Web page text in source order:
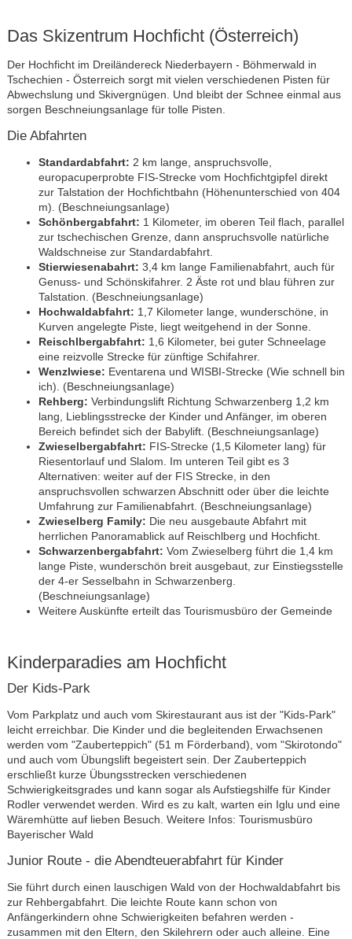
Das Skizentrum Hochficht (Österreich)
Der Hochficht im Dreiländereck Niederbayern - Böhmerwald in
Tschechien - Österreich sorgt mit vielen verschiedenen Pisten für
Abwechslung und Skivergnügen. Und bleibt der Schnee einmal aus
sorgen Beschneiungsanlage für tolle Pisten.
Die Abfahrten
Standardabfahrt: 2 km lange, anspruchsvolle,
europacuperprobte FIS-Strecke vom Hochfichtgipfel direkt
zur Talstation der Hochfichtbahn (Höhenunterschied von 404
m). (Beschneiungsanlage)
Schönbergabfahrt: 1 Kilometer, im oberen Teil flach, parallel
zur tschechischen Grenze, dann anspruchsvolle natürliche
Waldschneise zur Standardabfahrt.
Stierwiesenabahrt: 3,4 km lange Familienabfahrt, auch für
Genuss- und Schönskifahrer. 2 Äste rot und blau führen zur
Talstation. (Beschneiungsanlage)
Hochwaldabfahrt: 1,7 Kilometer lange, wunderschöne, in
Kurven angelegte Piste, liegt weitgehend in der Sonne.
Reischlbergabfahrt: 1,6 Kilometer, bei guter Schneelage
eine reizvolle Strecke für zünftige Schifahrer.
Wenzlwiese: Eventarena und WISBI-Strecke (Wie schnell bin
ich). (Beschneiungsanlage)
Rehberg: Verbindungslift Richtung Schwarzenberg 1,2 km
lang, Lieblingsstrecke der Kinder und Anfänger, im oberen
Bereich befindet sich der Babylift. (Beschneiungsanlage)
Zwieselbergabfahrt: FIS-Strecke (1,5 Kilometer lang) für
Riesentorlauf und Slalom. Im unteren Teil gibt es 3
Alternativen: weiter auf der FIS Strecke, in den
anspruchsvollen schwarzen Abschnitt oder über die leichte
Umfahrung zur Familienabfahrt. (Beschneiungsanlage)
Zwieselberg Family: Die neu ausgebaute Abfahrt mit
herrlichen Panoramablick auf Reischlberg und Hochficht.
Schwarzenbergabfahrt: Vom Zwieselberg führt die 1,4 km
lange Piste, wunderschön breit ausgebaut, zur Einstiegsstelle
der 4-er Sesselbahn in Schwarzenberg.
(Beschneiungsanlage)
Weitere Auskünfte erteilt das Tourismusbüro der Gemeinde
Kinderparadies am Hochficht
Der Kids-Park
Vom Parkplatz und auch vom Skirestaurant aus ist der "Kids-Park"
leicht erreichbar. Die Kinder und die begleitenden Erwachsenen
werden vom "Zauberteppich" (51 m Förderband), vom "Skirotondo"
und auch vom Übungslift begeistert sein. Der Zauberteppich
erschließt kurze Übungsstrecken verschiedenen
Schwierigkeitsgrades und kann sogar als Aufstiegshilfe für Kinder
Rodler verwendet werden. Wird es zu kalt, warten ein Iglu und eine
Wäremhütte auf lieben Besuch. Weitere Infos: Tourismusbüro
Bayerischer Wald
Junior Route - die Abendteuerabfahrt für Kinder
Sie führt durch einen lauschigen Wald von der Hochwaldabfahrt bis
zur Rehbergabfahrt. Die leichte Route kann schon von
Anfängerkindern ohne Schwierigkeiten befahren werden -
zusammen mit den Eltern, den Skilehrern oder auch alleine. Eine